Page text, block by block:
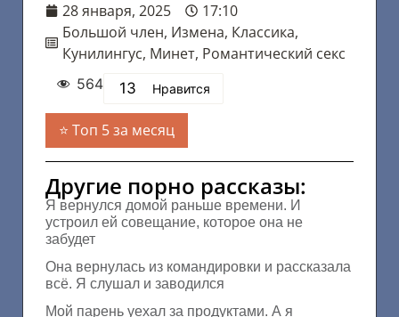
28 января, 2025
17:10
Большой член, Измена, Классика,
Кунилингус, Минет, Романтический секс
564 13 Нравится
Топ 5 за месяц
Другие порно рассказы:
Я вернулся домой раньше времени. И
устроил ей совещание, которое она не
забудет
Она вернулась из командировки и рассказала
всё. Я слушал и заводился
Мой парень уехал за продуктами. А я